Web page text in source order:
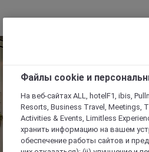
Файлы cookie и
На веб-сайтах ALL, hotelF1, ibis,
Resorts, Business Travel, Meetings,
Activities & Events, Limitless
хранить информацию на вашем
обеспечение работы сайтов и